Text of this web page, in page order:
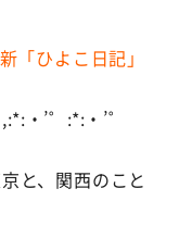
「ひよこ日記」
・’゜:*:・’゜
と、関西のこと